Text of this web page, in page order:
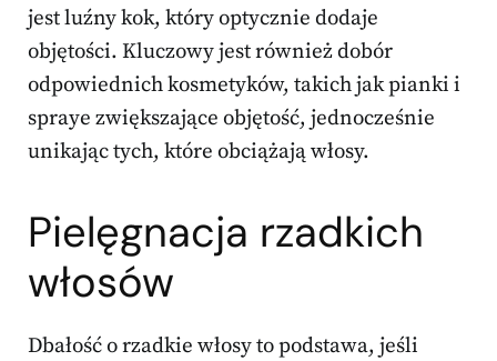
jest luźny kok, który optycznie dodaje
objętości. Kluczowy jest również dobór
odpowiednich kosmetyków, takich jak pianki i
spraye zwiększające objętość, jednocześnie
unikając tych, które obciążają włosy.
Pielęgnacja rzadkich
włosów
Dbałość o rzadkie włosy to podstawa, jeśli